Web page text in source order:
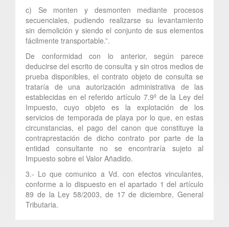
c) Se monten y desmonten mediante procesos
secuenciales, pudiendo realizarse su levantamiento
sin demolición y siendo el conjunto de sus elementos
fácilmente transportable.”.
De conformidad con lo anterior, según parece
deducirse del escrito de consulta y sin otros medios de
prueba disponibles, el contrato objeto de consulta se
trataría de una autorización administrativa de las
establecidas en el referido artículo 7.9º de la Ley del
Impuesto, cuyo objeto es la explotación de los
servicios de temporada de playa por lo que, en estas
circunstancias, el pago del canon que constituye la
contraprestación de dicho contrato por parte de la
entidad consultante no se encontraría sujeto al
Impuesto sobre el Valor Añadido.
3.- Lo que comunico a Vd. con efectos vinculantes,
conforme a lo dispuesto en el apartado 1 del artículo
89 de la Ley 58/2003, de 17 de diciembre, General
Tributaria.